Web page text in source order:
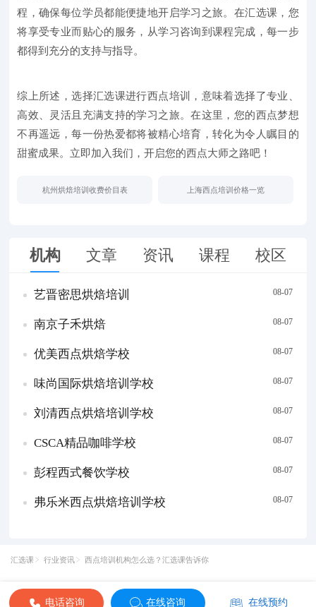
程，确保每位学员都能便捷地开启学习之旅。在汇选课，您
将享受专业而贴心的服务，从学习咨询到课程完成，每一步
都得到充分的支持与指导。
综上所述，选择汇选课进行西点培训，意味着选择了专业、
高效、灵活且充满支持的学习之旅。在这里，您的西点梦想
不再遥远，每一份热爱都将被精心培育，转化为令人瞩目的
甜蜜成果。立即加入我们，开启您的西点大师之路吧！
杭州烘焙培训收费价目表 上海西点培训价格一览
机构 文章 资讯 课程 校区
艺晋密思烘焙培训 08-07
南京子禾烘焙 08-07
优美西点烘焙学校 08-07
味尚国际烘焙培训学校 08-07
刘清西点烘焙培训学校 08-07
CSCA精品咖啡学校 08-07
彭程西式餐饮学校 08-07
弗乐米西点烘焙培训学校 08-07
汇选课 行业资讯 西点培训机构怎么选？汇选课告诉你
电话咨询 在线咨询 在线预约